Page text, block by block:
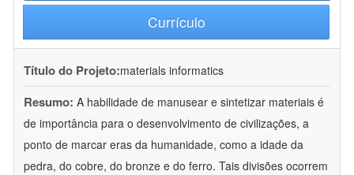
Currículo
Título do Projeto:materials informatics
Resumo: A habilidade de manusear e sintetizar materiais é
de importância para o desenvolvimento de civilizações, a
ponto de marcar eras da humanidade, como a idade da
pedra, do cobre, do bronze e do ferro. Tais divisões ocorrem